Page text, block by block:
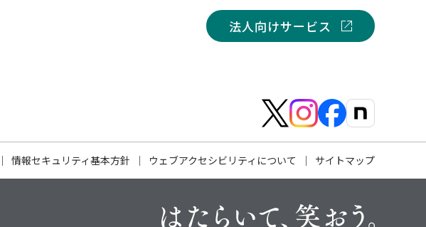
法人向けサービス
情報セキュリティ基本方針 ウェブアクセシビリティ について サイトマップ